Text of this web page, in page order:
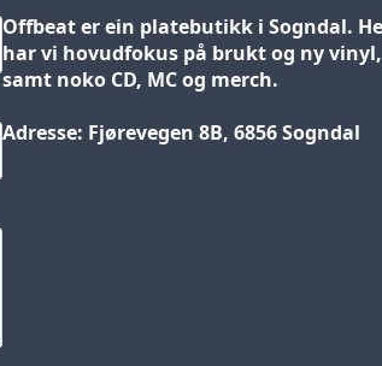
Offbeat er ein platebutikk i Sogndal.
har vi hovudfokus på brukt og ny vinyl,
samt noko CD, MC og merch.
Adresse: Fjørevegen 8B, 6856 Sogndal
Blog